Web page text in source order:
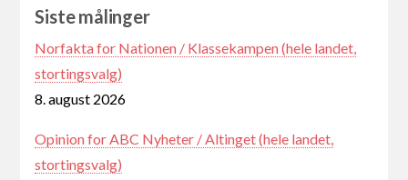
Siste målinger
Norfakta for Nationen / Klassekampen (hele landet,
stortingsvalg)
8. august 2026
Opinion for ABC Nyheter / Altinget (hele landet,
stortingsvalg)